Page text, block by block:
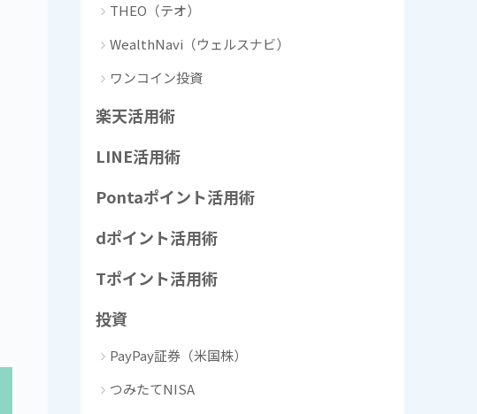
THEO（テオ）
WealthNavi（ウェルスナビ）
ワンコイン投資
楽天活用術
LINE活用術
Pontaポイント活用術
dポイント活用術
Tポイント活用術
投資
PayPay証券（米国株）
つみたてNISA